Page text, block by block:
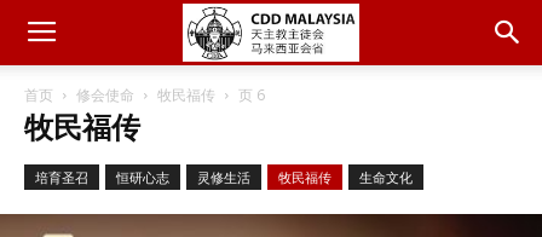
首页 修会使命 牧民福传 页 6
牧民福传
培育圣召 恒研心志 灵修生活 牧民福传 生命文化